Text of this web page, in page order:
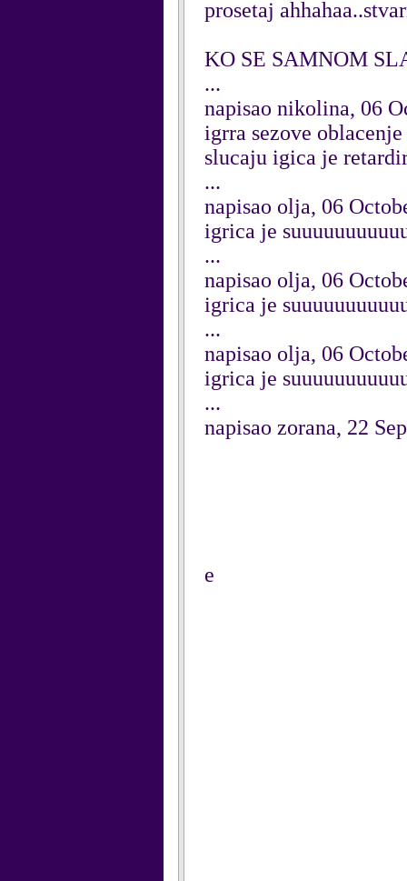
prosetaj
KO SE SAMNOM
...
napisao nikolina, 06
igrra sezove
slucaju igica je
...
napisao olja, 06
igrica je
...
napisao olja, 06
igrica je
...
napisao olja, 06
igrica je
...
napisao zorana, 22
e